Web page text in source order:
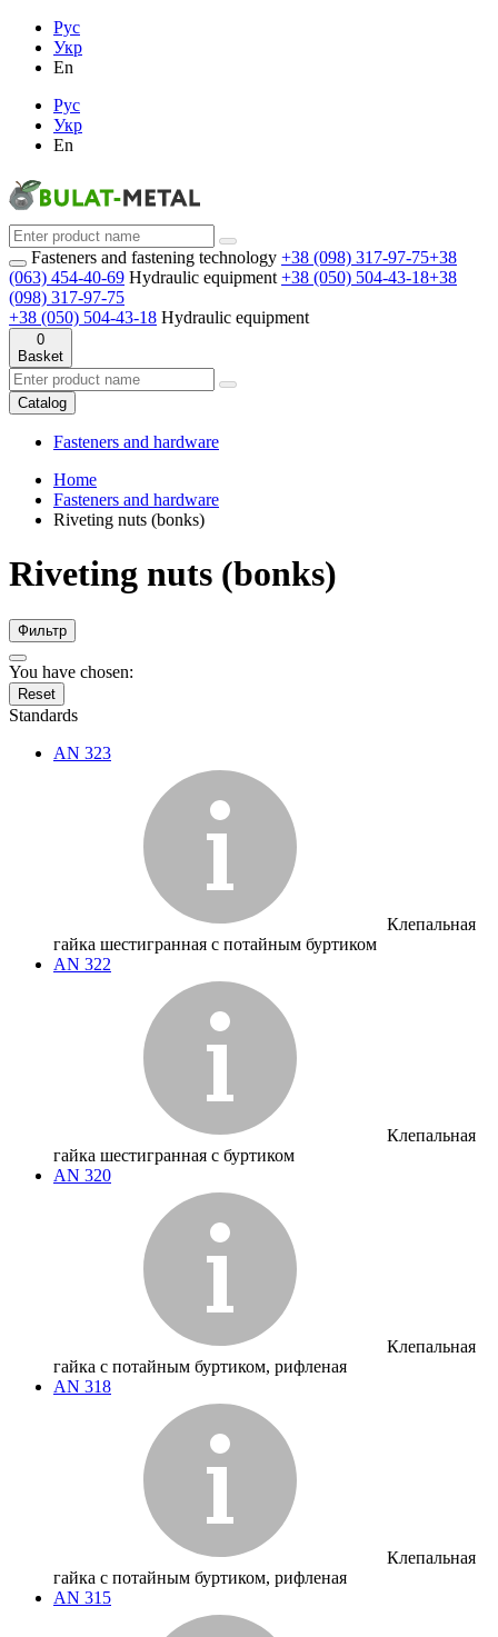
Рус
Укр
En
Рус
Укр
En
Fasteners and fastening technology +38 (098) 317-97-75+38
(063) 454-40-69 Hydraulic equipment +38 (050) 504-43-18+38
(098) 317-97-75
+38 (050) 504-43-18 Hydraulic equipment
0
Basket
Catalog
Fasteners and hardware
Home
Fasteners and hardware
Riveting nuts (bonks)
Riveting nuts (bonks)
Фильтр
You have chosen:
Reset
Standards
AN 323
Клепальная
гайка шестигранная с потайным буртиком
AN 322
Клепальная
гайка шестигранная с буртиком
AN 320
Клепальная
гайка с потайным буртиком, рифленая
AN 318
Клепальная
гайка с потайным буртиком, рифленая
AN 315